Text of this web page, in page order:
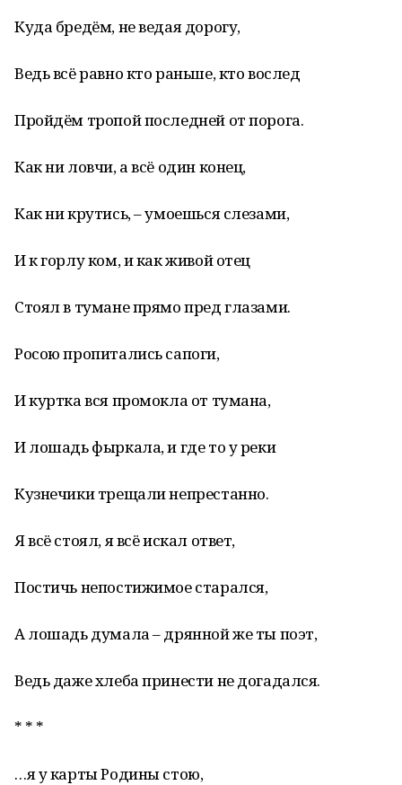
Куда бредём, не ведая дорогу,
Ведь всё равно кто раньше, кто вослед
Пройдём тропой последней от порога.
Как ни ловчи, а всё один конец,
Как ни крутись, – умоешься слезами,
И к горлу ком, и как живой отец
Стоял в тумане прямо пред глазами.
Росою пропитались сапоги,
И куртка вся промокла от тумана,
И лошадь фыркала, и где то у реки
Кузнечики трещали непрестанно.
Я всё стоял, я всё искал ответ,
Постичь непостижимое старался,
А лошадь думала – дрянной же ты поэт,
Ведь даже хлеба принести не догадался.
* * *
…я у карты Родины стою,